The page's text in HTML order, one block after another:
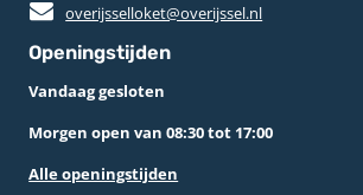
overijsselloket@overijssel.nl
Openingstijden
Vandaag gesloten
Morgen open van 08:30 tot 17:00
Alle openingstijden